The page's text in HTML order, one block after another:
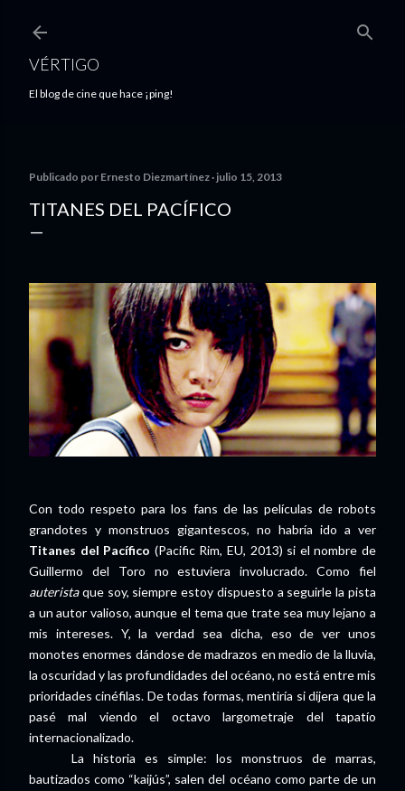
VÉRTIGO
El blog de cine que hace ¡ping!
Publicado por Ernesto Diezmartínez julio 15, 2013
TITANES DEL PACÍFICO
Con todo respeto para los fans de las películas de robots
grandotes y monstruos gigantescos, no habría ido a ver
Titanes del Pacífico (Pacific Rim, EU, 2013) si el nombre de
Guillermo del Toro no estuviera involucrado. Como fiel
auteristaque soy, siempre estoy dispuesto a seguirle la pista
a un autor valioso, aunque el tema que trate sea muy lejano a
mis intereses. Y, la verdad sea dicha, eso de ver unos
monotes enormes dándose de madrazos en medio de la lluvia,
la oscuridad y las profundidades del océano, no está entre mis
prioridades cinéfilas. De todas formas, mentiría si dijera que la
pasé mal viendo el octavo largometraje del tapatío
internacionalizado.
La historia es simple: los monstruos de marras,
bautizados como “kaijús”, salen del océano como parte de un